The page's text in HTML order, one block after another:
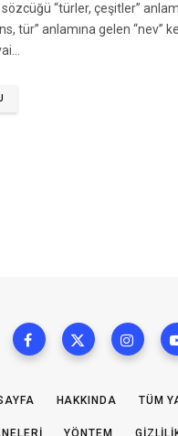
sözcüğü “türler, çeşitler”
tür” anlamına gelen “nev”
HAKKINDA TÜM
YÖNTEM